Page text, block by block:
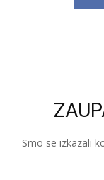
Smo se izkazali